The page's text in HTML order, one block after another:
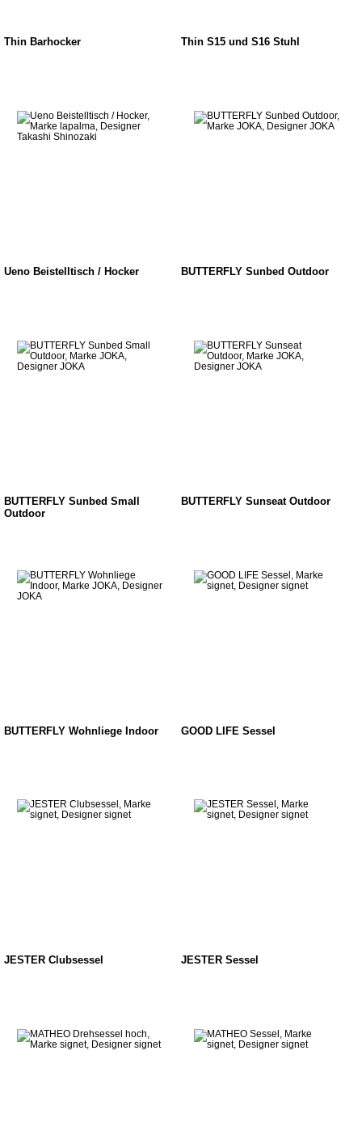
Thin Barhocker Thin S15 und S16 Stuhl
Ueno Beistelltisch / Hocker BUTTERFLY Sunbed Outdoor
BUTTERFLY Sunbed Small
Outdoor
BUTTERFLY Sunseat Outdoor
BUTTERFLY Wohnliege Indoor GOOD LIFE Sessel
JESTER Clubsessel JESTER Sessel